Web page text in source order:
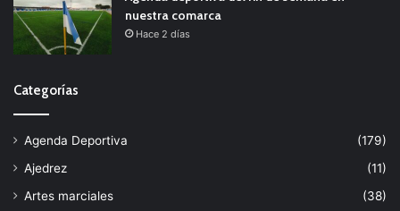
nuestra comarca
Hace 2 días
Categorías
Agenda Deportiva
(179)
Ajedrez
(11)
Artes marciales
(38)